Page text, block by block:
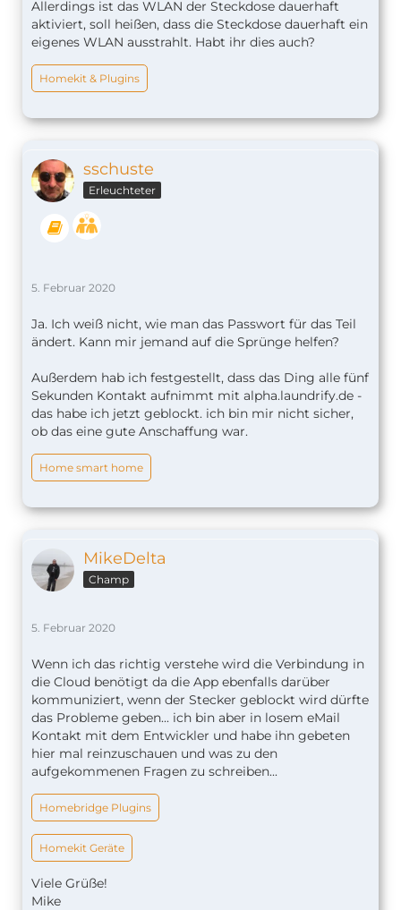
Allerdings ist das WLAN der Steckdose dauerhaft
aktiviert, soll heißen, dass die Steckdose dauerhaft ein
eigenes WLAN ausstrahlt. Habt ihr dies auch?
Homekit & Plugins
sschuste
Erleuchteter
5. Februar 2020
Ja. Ich weiß nicht, wie man das Passwort für das Teil
ändert. Kann mir jemand auf die Sprünge helfen?
Außerdem hab ich festgestellt, dass das Ding alle fünf
Sekunden Kontakt aufnimmt mit alpha.laundrify.de -
das habe ich jetzt geblockt. ich bin mir nicht sicher,
ob das eine gute Anschaffung war.
Home smart home
MikeDelta
Champ
5. Februar 2020
Wenn ich das richtig verstehe wird die Verbindung in
die Cloud benötigt da die App ebenfalls darüber
kommuniziert, wenn der Stecker geblockt wird dürfte
das Probleme geben... ich bin aber in losem eMail
Kontakt mit dem Entwickler und habe ihn gebeten
hier mal reinzuschauen und was zu den
aufgekommenen Fragen zu schreiben...
Homebridge Plugins
Homekit Geräte
Viele Grüße!
Mike